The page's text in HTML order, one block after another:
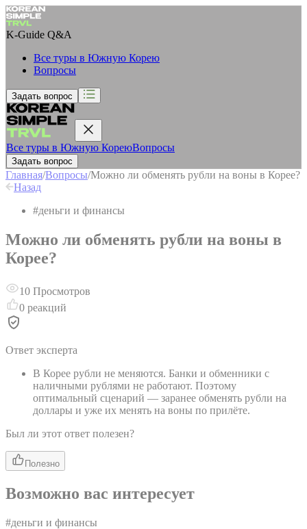
K-Guide Q&A
Все туры в Южную Корею
Вопросы
Задать вопрос
Все туры в Южную КореюВопросы
Задать вопрос
Главная/Вопросы/Можно ли обменять рубли на воны в Корее?
Назад
#деньги и финансы
Можно ли обменять рубли на воны в
Корее?
10 Просмотров
0 реакций
Ответ эксперта
В Корее рубли не меняются. Банки и обменники с
наличными рублями не работают. Поэтому
оптимальный сценарий — заранее обменять рубли на
доллары и уже их менять на воны по прилёте.
Был ли этот ответ полезен?
Полезно
Возможно вас интересует
#деньги и финансы